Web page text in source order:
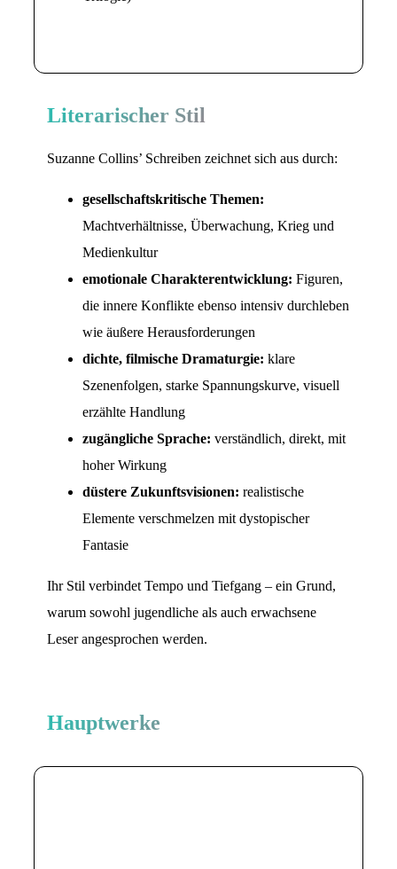
Literarischer Stil
Suzanne Collins’ Schreiben zeichnet sich aus durch:
gesellschaftskritische Themen:
Machtverhältnisse, Überwachung, Krieg und
Medienkultur
emotionale Charakterentwicklung: Figuren,
die innere Konflikte ebenso intensiv durchleben
wie äußere Herausforderungen
dichte, filmische Dramaturgie: klare
Szenenfolgen, starke Spannungskurve, visuell
erzählte Handlung
zugängliche Sprache: verständlich, direkt, mit
hoher Wirkung
düstere Zukunftsvisionen: realistische
Elemente verschmelzen mit dystopischer
Fantasie
Ihr Stil verbindet Tempo und Tiefgang – ein Grund,
warum sowohl jugendliche als auch erwachsene
Leser angesprochen werden.
Hauptwerke